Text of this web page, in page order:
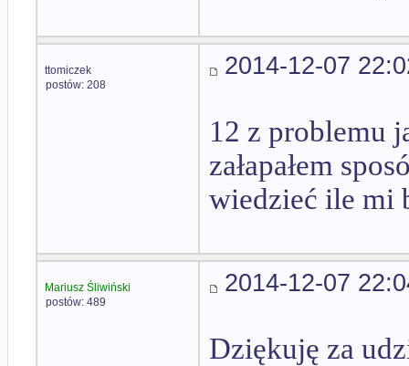
ttomiczek
postów: 208
2014-12-07
12 z problemu
załapałem
wiedzieć ile mi
Mariusz Śliwiński
postów: 489
2014-12-07
Dziękuję za